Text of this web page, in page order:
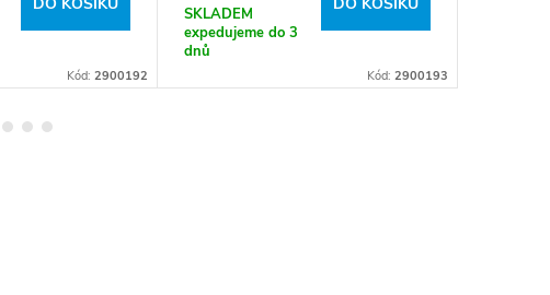
Kód: 2900192
SKLADEM
expedujeme do 3
dnů
Kód: 2900193